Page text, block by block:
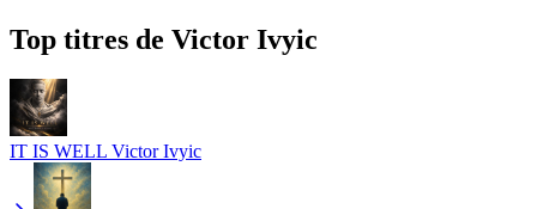
Top titres de Victor Ivyic
IT IS WELL Victor Ivyic